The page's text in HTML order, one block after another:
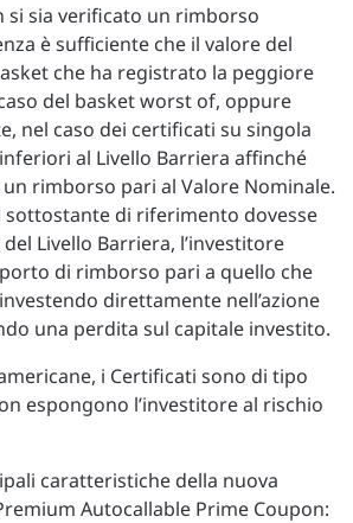
si sia verificato un rimborso
è sufficiente che il valore del
che ha registrato la peggiore
del basket worst of, oppure
nel caso dei certificati su singola
al Livello Barriera affinché
un rimborso pari al Valore Nominale.
sottostante di riferimento dovesse
Livello Barriera, l’investitore
di rimborso pari a quello che
direttamente nell’azione
una perdita sul capitale investito.
i Certificati sono di tipo
espongono l’investitore al rischio
caratteristiche della nuova
Autocallable Prime Coupon: